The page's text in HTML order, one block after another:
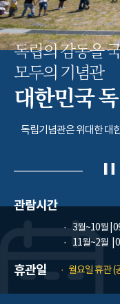
독립의 감동을
모두의 기념관
대한민국
독립기념관은 위대한 대
관람시간
3월~10월 |
11월~2월
|
휴관일 월요일 휴관 (